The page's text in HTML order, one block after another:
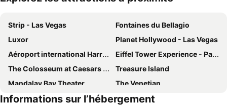
Strip - Las Vegas
Fontaines du Bellagio
Luxor
Planet Hollywood - Las Vegas
Aéroport international Harry Reid
Eiffel Tower Experience - Paris Las Vegas
The Colosseum at Caesars Palace
Treasure Island
Mandalay Bay Theater
The Venetian
Fremont Street Experience
Bellagio Conservatory and Botanical Garden
Informations sur l’hébergement